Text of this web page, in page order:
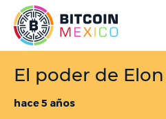
El poder de
hace 5 años